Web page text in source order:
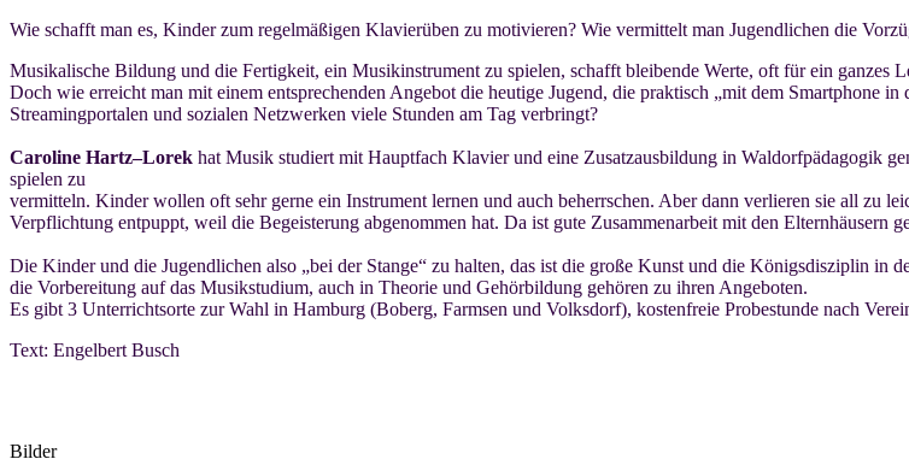
Wie schafft man es, Kinder zum regelmäßigen Klavierüben zu motivieren? Wie vermittelt man Jugendlichen die
Musikalische Bildung und die Fertigkeit, ein Musikinstrument zu spielen, schafft bleibende Werte, oft für ein ganzes
Doch wie erreicht man mit einem entsprechenden Angebot die heutige Jugend, die praktisch „mit dem Smartphone
Streamingportalen und sozialen Netzwerken viele Stunden am Tag verbringt?
Caroline Hartz–Lorek hat Musik studiert mit Hauptfach Klavierund eine Zusatzausbildung in Waldorfpädagogik
spielen zu
vermitteln. Kinder wollen oft sehr gerne ein Instrument lernen und auch beherrschen. Aber dann verlieren sie all zu
Verpflichtung entpuppt, weil die Begeisterung abgenommen hat. Da ist gute Zusammenarbeit mit den Elternhäusern
Die Kinder und die Jugendlichen also „bei der Stange“ zu halten, das ist die große Kunst und die Königsdisziplin in
die Vorbereitung auf das Musikstudium, auch in Theorie und Gehörbildung gehören zu ihren Angeboten.
Es gibt 3 Unterrichtsorte zur Wahl in Hamburg (Boberg, Farmsen und Volksdorf), kostenfreie Probestunde nach
Text: Engelbert Busch
Bilder